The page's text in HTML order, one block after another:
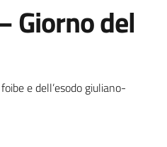
Giorno del
e dell’esodo giuliano-